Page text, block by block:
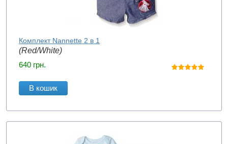
Комплект Nannette 2 в 1
(Red/White)
640 грн.
В кошик